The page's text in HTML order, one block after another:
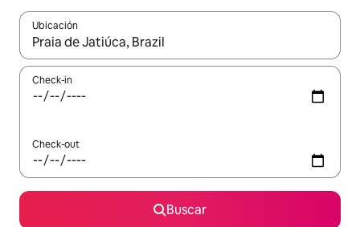
Ubicación
Cuando los resultados estén disponibles, navegá con las
Check-in
Check-out
Buscar